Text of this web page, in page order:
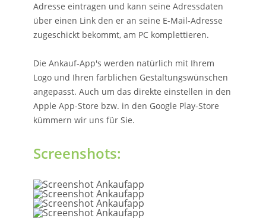
Adresse eintragen und kann seine Adressdaten
über einen Link den er an seine E-Mail-Adresse
zugeschickt bekommt, am PC komplettieren.
Die Ankauf-App's werden natürlich mit Ihrem
Logo und Ihren farblichen Gestaltungswünschen
angepasst. Auch um das direkte einstellen in den
Apple App-Store bzw. in den Google Play-Store
kümmern wir uns für Sie.
Screenshots: